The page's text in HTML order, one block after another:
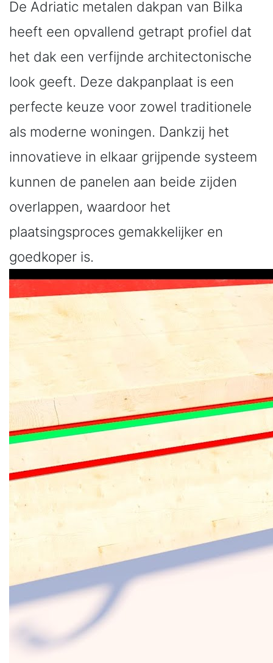
De Adriatic metalen dakpan van Bilka
heeft een opvallend getrapt profiel dat
het dak een verfijnde architectonische
look geeft. Deze dakpanplaat is een
perfecte keuze voor zowel traditionele
als moderne woningen. Dankzij het
innovatieve in elkaar grijpende systeem
kunnen de panelen aan beide zijden
overlappen, waardoor het
plaatsingsproces gemakkelijker en
goedkoper is.